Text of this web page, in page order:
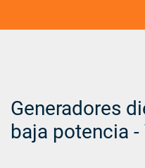
Generadores
baja potencia